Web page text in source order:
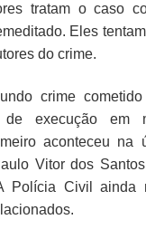
tratam o caso
Eles
do crime.
crime
de execução em
aconteceu na
Vitor dos
Polícia Civil